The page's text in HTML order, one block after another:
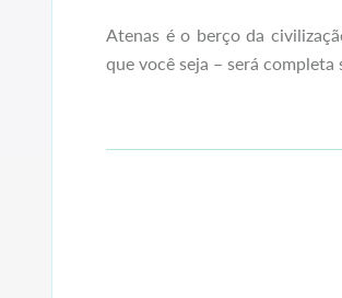
Atenas é o berço da
que você seja – será completa